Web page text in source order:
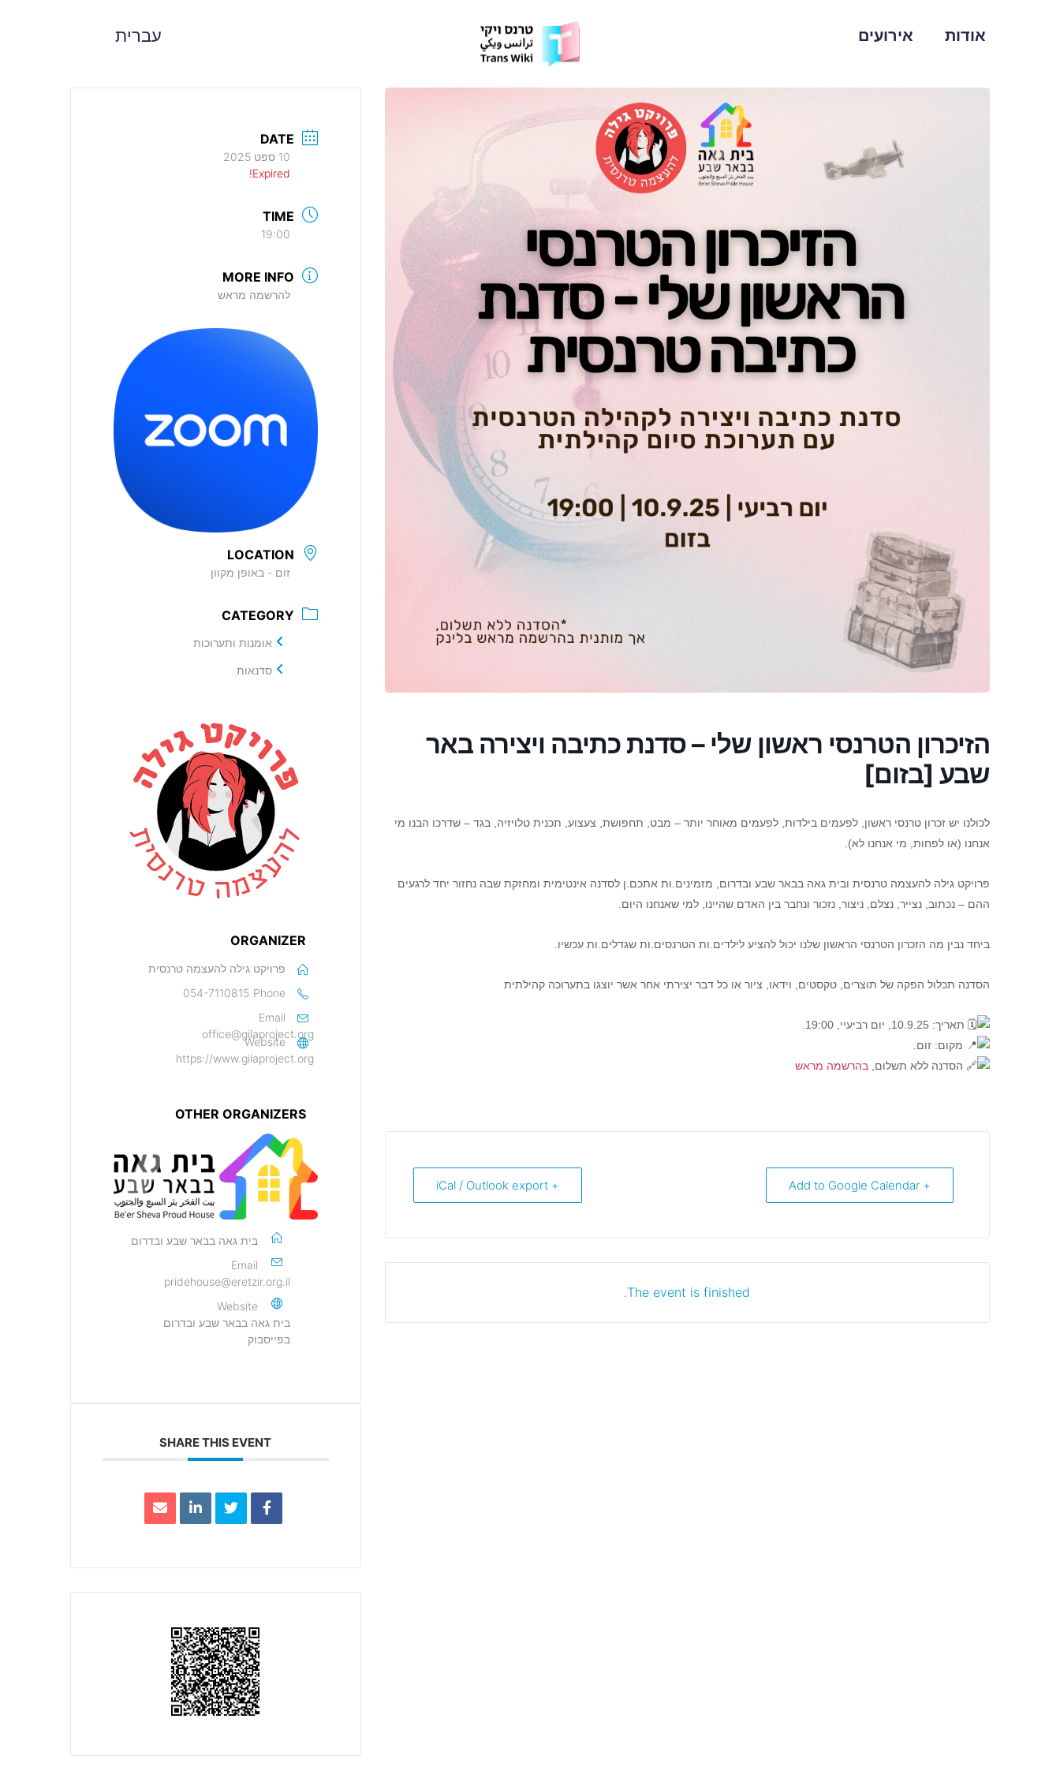
אודות אירועים עברית
הזיכרון הטרנסי ראשון שלי – סדנת כתיבה ויצירה באר
שבע [בזום]
לכולנו יש זכרון טרנסי ראשון, לפעמים בילדות, לפעמים מאוחר יותר – מבט, תחפושת, צעצוע, תכנית טלויזיה, בגד – שדרכו הבנו מי
אנחנו (או לפחות, מי אנחנו לא).
פרויקט גילה להעצמה טרנסית ובית גאה בבאר שבע ובדרום, מזמינים.ות אתכם.ן לסדנה אינטימית ומחזקת שבה נחזור יחד לרגעים
ההם – נכתוב, נצייר, נצלם, ניצור, נזכור ונחבר בין האדם שהיינו, למי שאנחנו היום.
ביחד נבין מה הזכרון הטרנסי הראשון שלנו יכול להציע לילדים.ות הטרנסים.ות שגדלים.ות עכשיו.
הסדנה תכלול הפקה של תוצרים, טקסטים, וידאו, ציור או כל דבר יצירתי אחר אשר יוצגו בתערוכה קהילתית
תאריך: 10.9.25, יום רביעיי, 19:00.
מקום: זום.
הסדנה ללא תשלום, בהרשמה מראש
+ Add to Google Calendar
+ iCal / Outlook export
The event is finished.
DATE
10 ספט 2025
Expired!
TIME
19:00
MORE INFO
להרשמה מראש
LOCATION
זום - באופן מקוון
CATEGORY
אומנות ותערוכות
סדנאות
ORGANIZER
פרויקט גילה להעצמה טרנסית
Phone
054-7110815
Email
office@gilaproject.org
Website
https://www.gilaproject.org
OTHER ORGANIZERS
בית גאה בבאר שבע ובדרום
Email
pridehouse@eretzir.org.il
Website
בית גאה בבאר שבע ובדרום
בפייסבוק
SHARE THIS EVENT